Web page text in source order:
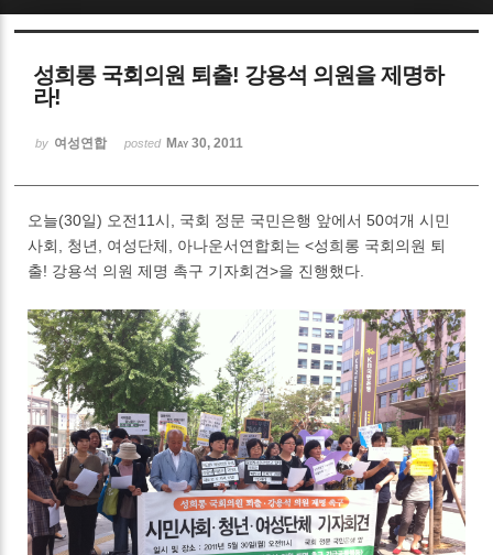
성희롱 국회의원 퇴출! 강용석 의원을 제명하
라!
by 여성연합 posted May 30, 2011
오늘(30일) 오전11시, 국회 정문 국민은행 앞에서 50여개 시민
사회, 청년, 여성단체, 아나운서연합회는 <성희롱 국회의원 퇴
출! 강용석 의원 제명 촉구 기자회견>을 진행했다.
Sketchbook5, 스케치북5
Sketchbook5, 스케치북5